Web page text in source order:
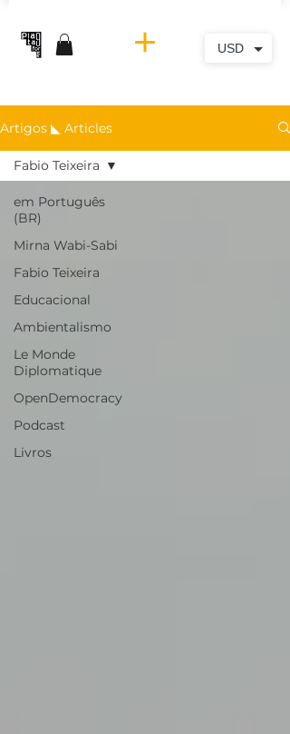
Artigos ◣ Articles
em Português
(BR)
Mirna Wabi-Sabi
Fabio Teixeira
Educacional
Ambientalismo
Le Monde
Diplomatique
OpenDemocracy
Podcast
Livros
Fabio Teixeira
USD